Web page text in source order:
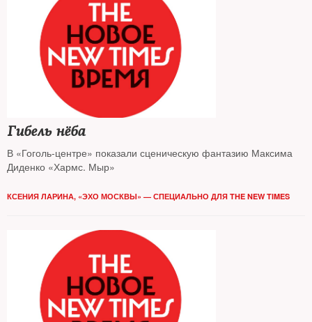
Гибель нёба
В «Гоголь-центре» показали сценическую фантазию Максима
Диденко «Хармс. Мыр»
КСЕНИЯ ЛАРИНА, «ЭХО МОСКВЫ» — СПЕЦИАЛЬНО ДЛЯ THE NEW TIMES